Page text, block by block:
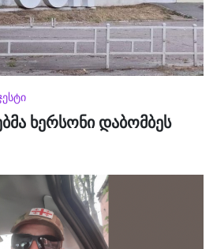
ხერსონი დაბომბეს